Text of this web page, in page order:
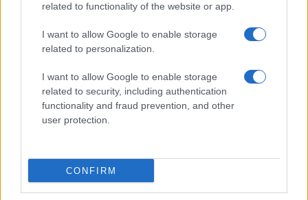
related to functionality of the website or app.
I want to allow Google to enable storage
related to personalization.
I want to allow Google to enable storage
related to security, including authentication
functionality and fraud prevention, and other
user protection.
CONFIRM